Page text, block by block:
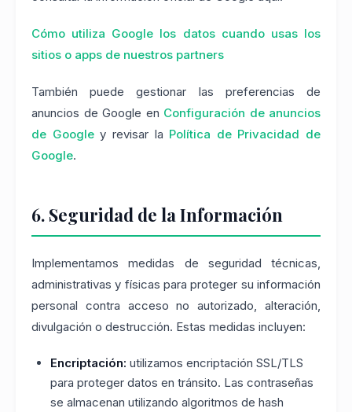
Cómo utiliza Google los datos cuando usas los
sitios o apps de nuestros partners
También puede gestionar las preferencias de
anuncios de Google en Configuración de anuncios
de Google y revisar la Política de Privacidad de
Google.
6. Seguridad de la Información
Implementamos medidas de seguridad técnicas,
administrativas y físicas para proteger su información
personal contra acceso no autorizado, alteración,
divulgación o destrucción. Estas medidas incluyen:
Encriptación: utilizamos encriptación SSL/TLS
para proteger datos en tránsito. Las contraseñas
se almacenan utilizando algoritmos de hash